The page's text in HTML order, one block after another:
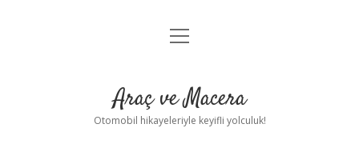
Anasayfa
Yasal Uyarı
menüyü
Araç ve Macera
Otomobil hikayeleriyle keyifli yolculuk!